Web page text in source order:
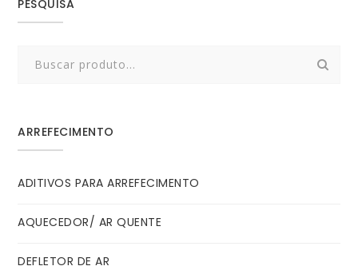
PESQUISA
ARREFECIMENTO
ADITIVOS PARA ARREFECIMENTO
AQUECEDOR/ AR QUENTE
DEFLETOR DE AR